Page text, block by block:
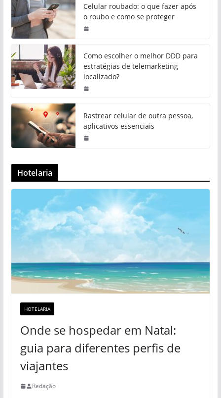
Celular roubado: o que fazer após
o roubo e como se proteger
Como escolher o melhor DDD para
estratégias de telemarketing
localizado?
Rastrear celular de outra pessoa,
aplicativos essenciais
Hotelaria
HOTELARIA
Onde se hospedar em Natal:
guia para diferentes perfis de
viajantes
Redação